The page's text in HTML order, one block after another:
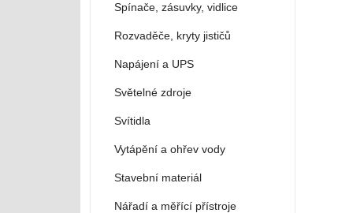
Spínače, zásuvky, vidlice
Rozvaděče, kryty jističů
Napájení a UPS
Světelné zdroje
Svítidla
Vytápění a ohřev vody
Stavební materiál
Nářadí a měřící přístroje